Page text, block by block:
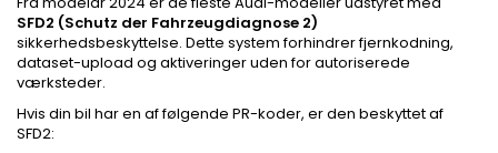
SFD2 (Schutz der Fahrzeugdiagnose 2)
sikkerhedsbeskyttelse. Dette system forhindrer fjernkodning,
dataset-upload og aktiveringer uden for autoriserede
værksteder.
Hvis din bil har en af følgende PR-koder, er den beskyttet af
SFD2: